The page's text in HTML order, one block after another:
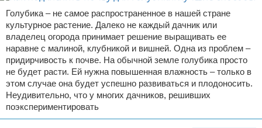
Голубика – не самое распространенное в нашей стране
культурное растение. Далеко не каждый дачник или
владелец огорода принимает решение выращивать ее
наравне с малиной, клубникой и вишней. Одна из проблем –
придирчивость к почве. На обычной земле голубика просто
не будет расти. Ей нужна повышенная влажность – только в
этом случае она будет успешно развиваться и плодоносить.
Неудивительно, что у многих дачников, решивших
поэкспериментировать